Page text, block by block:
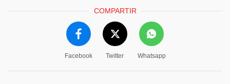
COMPARTIR
Facebook Twitter Whatsapp